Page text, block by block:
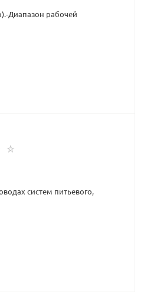
Диапазон рабочей
систем питьевого,